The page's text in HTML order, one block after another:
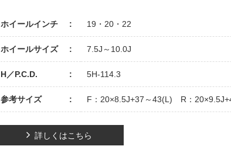
ホイールインチ 19・20・22
ホイールサイズ 7.5J～10.0J
H／P.C.D. 5H-114.3
参考サイズ F：20×8.5J+37～43(L) R：
詳しくはこちら